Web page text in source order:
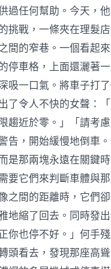
過任何幫助。今天，
挑戰，一條夾在理髮
間的窄巷。一個看起
停車格，上面還灑著
吸一口氣。將車子打
了令人不快的女聲：
趨近於零。」「請考
告，開始緩慢地倒車
是那兩塊永遠在關鍵
要它們來判斷車體與
之間的距離時，它們
地縮了回去。同時發
你也停不好。」何手
頭看去，發現那座高